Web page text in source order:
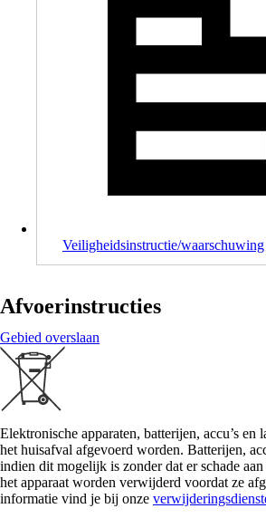
Veiligheidsinstructie/waarschuwing
Afvoerinstructies
Gebied overslaan
Elektronische apparaten, batterijen, accu’s en
het huisafval afgevoerd worden. Batterijen,
indien dit mogelijk is zonder dat er schade
het apparaat worden verwijderd voordat ze
informatie vind je bij onze